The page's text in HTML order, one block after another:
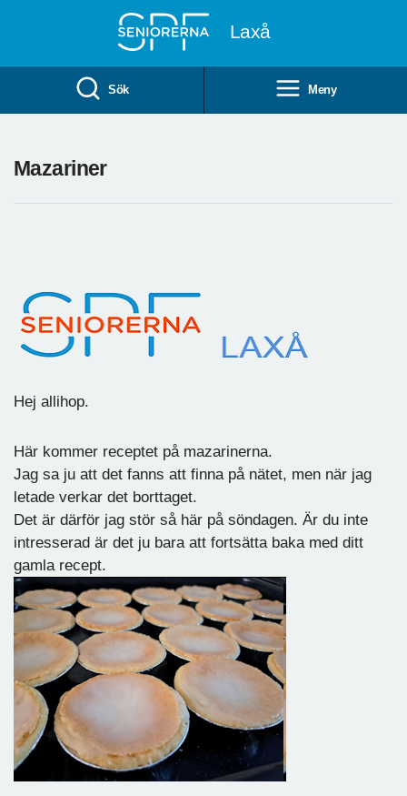
Laxå
Sök Meny
Mazariner
Hej allihop.
Här kommer receptet på mazarinerna.
Jag sa ju att det fanns att finna på nätet, men när jag
letade verkar det borttaget.
Det är därför jag stör så här på söndagen. Är du inte
intresserad är det ju bara att fortsätta baka med ditt
gamla recept.